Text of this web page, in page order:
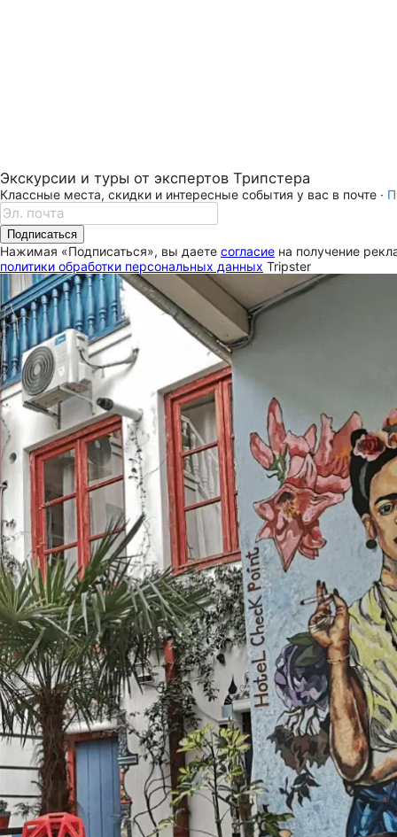
Экскурсии и туры от экспертов Трипстера
Классные места, скидки и интересные события у вас в почте ·
Подписаться
Нажимая «Подписаться», вы даете согласие на получение
политики обработки персональных данных Tripster